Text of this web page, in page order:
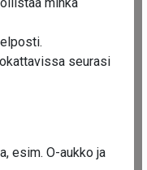
seurasi
esim. O-aukko ja